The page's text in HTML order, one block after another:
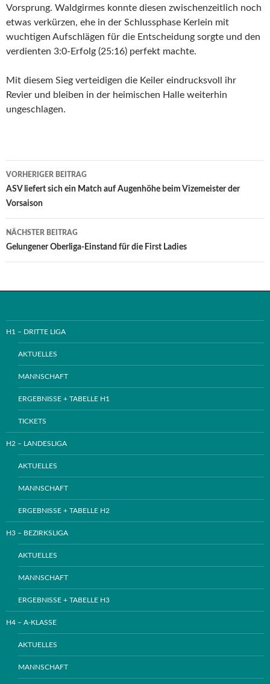
Vorsprung. Waldgirmes konnte diesen zwischenzeitlich noch
etwas verkürzen, ehe in der Schlussphase Kerlein mit
wuchtigen Aufschlägen für die Entscheidung sorgte und den
verdienten 3:0-Erfolg (25:16) perfekt machte.
Mit diesem Sieg verteidigen die Keiler eindrucksvoll ihr
Revier und bleiben in der heimischen Halle weiterhin
ungeschlagen.
Beitrags-
Navigation
VORHERIGER BEITRAG
ASV liefert sich ein Match auf Augenhöhe beim Vizemeister der
Vorsaison
NÄCHSTER BEITRAG
Gelungener Oberliga-Einstand für die First Ladies
H1 – DRITTE LIGA
AKTUELLES
MANNSCHAFT
ERGEBNISSE + TABELLE H1
TICKETS
H2 – LANDESLIGA
AKTUELLES
MANNSCHAFT
ERGEBNISSE + TABELLE H2
H3 – BEZIRKSLIGA
AKTUELLES
MANNSCHAFT
ERGEBNISSE + TABELLE H3
H4 – A-KLASSE
AKTUELLES
MANNSCHAFT